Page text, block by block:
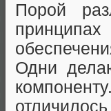
Порой
Одни